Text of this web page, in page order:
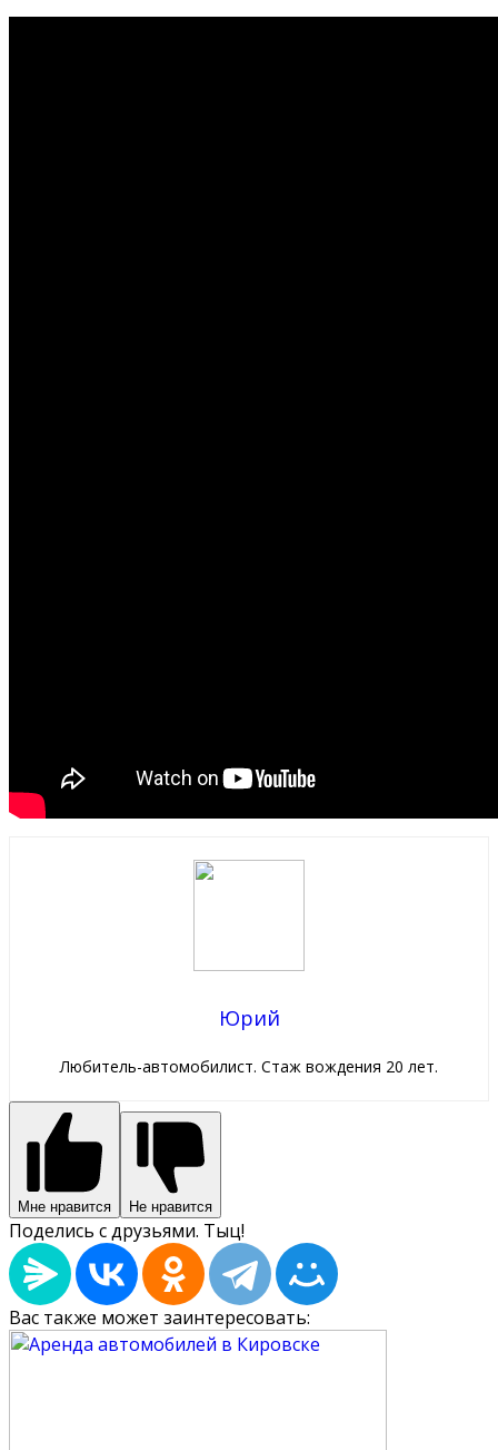
Юрий
Любитель-автомобилист. Стаж вождения 20 лет.
Мне нравится Не нравится
Поделись с друзьями. Тыц!
Вас также может заинтересовать: